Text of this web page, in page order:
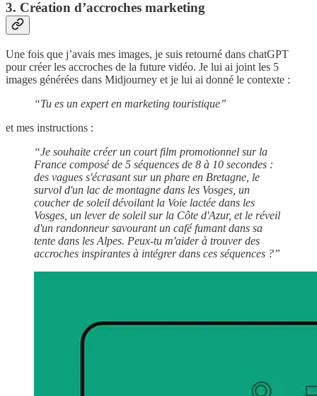
3. Création d’accroches marketing
Une fois que j’avais mes images, je suis retourné dans chatGPT
pour créer les accroches de la future vidéo. Je lui ai joint les 5
images générées dans Midjourney et je lui ai donné le contexte :
“Tu es un expert en marketing touristique”
et mes instructions :
“Je souhaite créer un court film promotionnel sur la
France composé de 5 séquences de 8 à 10 secondes :
des vagues s'écrasant sur un phare en Bretagne, le
survol d'un lac de montagne dans les Vosges, un
coucher de soleil dévoilant la Voie lactée dans les
Vosges, un lever de soleil sur la Côte d'Azur, et le réveil
d'un randonneur savourant un café fumant dans sa
tente dans les Alpes. Peux-tu m'aider à trouver des
accroches inspirantes à intégrer dans ces séquences ?”